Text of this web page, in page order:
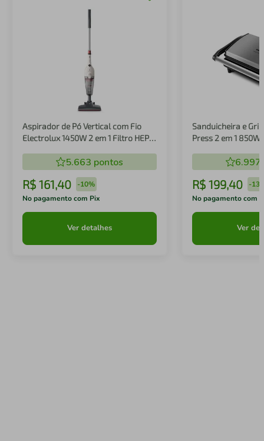
Aspirador de Pó Vertical com Fio
Electrolux 1450W 2 em 1 Filtro HEPA
5.663 pontos
R$ 161,40 -10%
No pagamento com Pix
Ver detalhes
Sanduicheira e
Press 2 em 1 850W
6.997
R$ 199,40 -
No pagamento com
Ver